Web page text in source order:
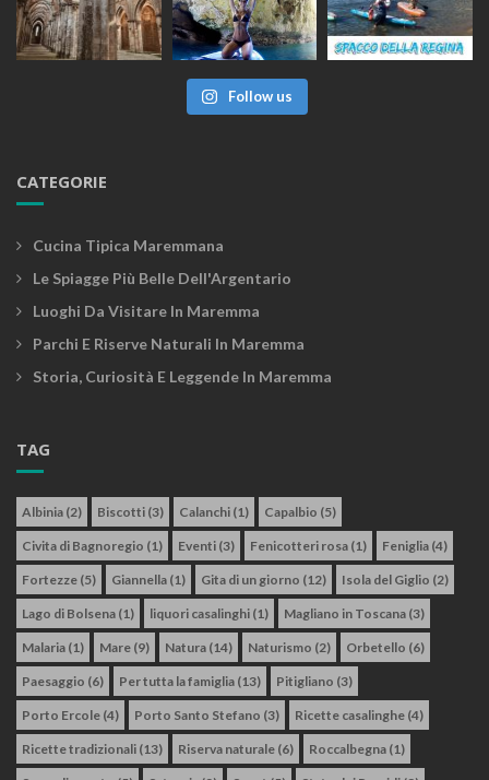
Follow us
CATEGORIE
Cucina Tipica Maremmana
Le Spiagge Più Belle Dell'Argentario
Luoghi Da Visitare In Maremma
Parchi E Riserve Naturali In Maremma
Storia, Curiosità E Leggende In Maremma
TAG
Albinia (2) Biscotti (3) Calanchi (1) Capalbio (5)
Civita di Bagnoregio (1) Eventi (3) Fenicotteri rosa (1) Feniglia (4)
Fortezze (5) Giannella (1) Gita di un giorno (12) Isola del Giglio (2)
Lago di Bolsena (1) liquori casalinghi (1) Magliano in Toscana (3)
Malaria (1) Mare (9) Natura (14) Naturismo (2) Orbetello (6)
Paesaggio (6) Per tutta la famiglia (13) Pitigliano (3)
Porto Ercole (4) Porto Santo Stefano (3) Ricette casalinghe (4)
Ricette tradizionali (13) Riserva naturale (6) Roccalbegna (1)